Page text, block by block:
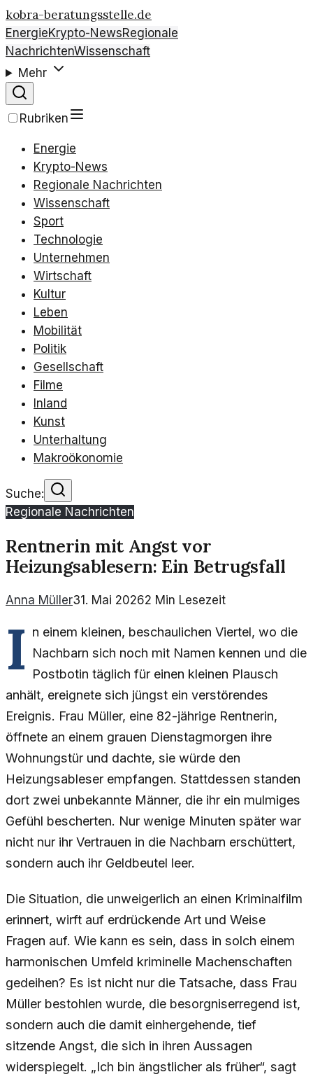
kobra-beratungsstelle.de
EnergieKrypto-NewsRegionale
NachrichtenWissenschaft
Mehr
Rubriken
Energie
Krypto-News
Regionale Nachrichten
Wissenschaft
Sport
Technologie
Unternehmen
Wirtschaft
Kultur
Leben
Mobilität
Politik
Gesellschaft
Filme
Inland
Kunst
Unterhaltung
Makroökonomie
Suche:
Regionale Nachrichten
Rentnerin mit Angst vor
Heizungsablesern: Ein Betrugsfall
Anna Müller31. Mai 20262 Min Lesezeit
I n einem kleinen, beschaulichen Viertel, wo die
Nachbarn sich noch mit Namen kennen und die
Postbotin täglich für einen kleinen Plausch
anhält, ereignete sich jüngst ein verstörendes
Ereignis. Frau Müller, eine 82-jährige Rentnerin,
öffnete an einem grauen Dienstagmorgen ihre
Wohnungstür und dachte, sie würde den
Heizungsableser empfangen. Stattdessen standen
dort zwei unbekannte Männer, die ihr ein mulmiges
Gefühl bescherten. Nur wenige Minuten später war
nicht nur ihr Vertrauen in die Nachbarn erschüttert,
sondern auch ihr Geldbeutel leer.
Die Situation, die unweigerlich an einen Kriminalfilm
erinnert, wirft auf erdrückende Art und Weise
Fragen auf. Wie kann es sein, dass in solch einem
harmonischen Umfeld kriminelle Machenschaften
gedeihen? Es ist nicht nur die Tatsache, dass Frau
Müller bestohlen wurde, die besorgniserregend ist,
sondern auch die damit einhergehende, tief
sitzende Angst, die sich in ihren Aussagen
widerspiegelt. „Ich bin ängstlicher als früher“, sagt